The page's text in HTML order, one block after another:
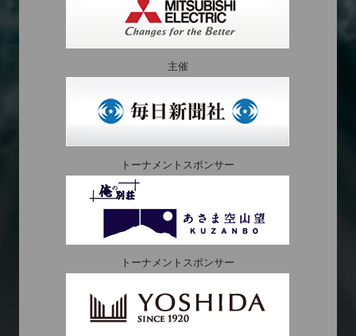
主催
トーナメントスポンサー
トーナメントスポンサー